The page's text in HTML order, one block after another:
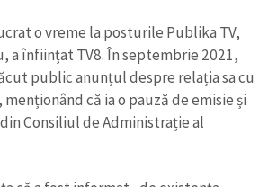
o vreme la posturile Publika TV,
a înființat TV8. În septembrie 2021,
public anunțul despre relația sa cu
că ia o pauză de emisie și
Consiliul de Administrație al